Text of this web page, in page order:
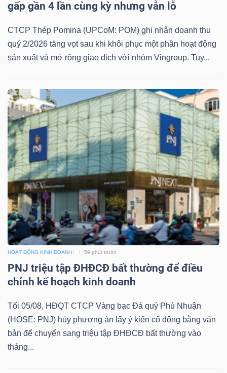
gấp gần 4 lần cùng kỳ nhưng vẫn lỗ
CTCP Thép Pomina (UPCoM: POM) ghi nhận doanh thu
quý 2/2026 tăng vọt sau khi khôi phục một phần hoạt động
sản xuất và mở rộng giao dịch với nhóm Vingroup. Tuy...
HOẠT ĐỘNG KINH DOANH 59 phút trước
PNJ triệu tập ĐHĐCĐ bất thường để điều
chỉnh kế hoạch kinh doanh
Tối 05/08, HĐQT CTCP Vàng bạc Đá quý Phú Nhuận
(HOSE: PNJ) hủy phương án lấy ý kiến cổ đông bằng văn
bản để chuyển sang triệu tập ĐHĐCĐ bất thường vào
tháng...
YẾU
THIẾT
YẾU
CHĂM
SÓC
SỨC
KHỎE
TÀI
CÔNG